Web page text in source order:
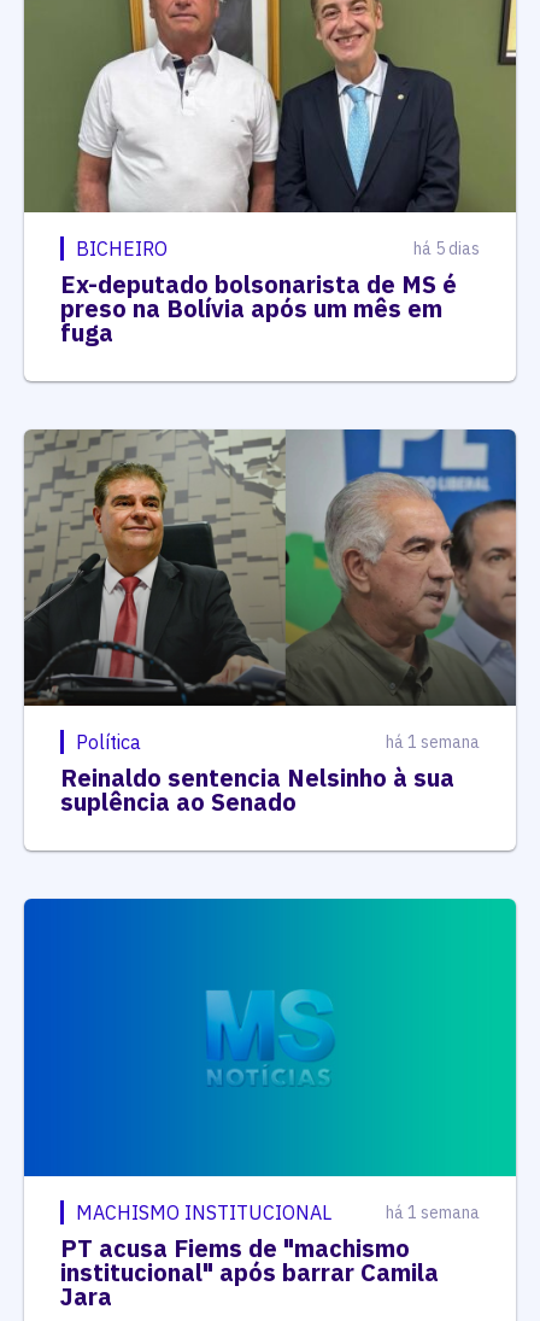
BICHEIRO há 5 dias
Ex-deputado bolsonarista de MS é
preso na Bolívia após um mês em
fuga
Política há 1 semana
Reinaldo sentencia Nelsinho à sua
suplência ao Senado
MACHISMO INSTITUCIONAL há 1 semana
PT acusa Fiems de "machismo
institucional" após barrar Camila
Jara